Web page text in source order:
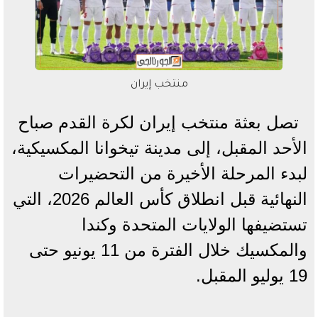
منتخب إيران
تصل بعثة منتخب إيران لكرة القدم صباح
الأحد المقبل، إلى مدينة تيخوانا المكسيكية،
لبدء المرحلة الأخيرة من التحضيرات
النهائية قبل انطلاق كأس العالم 2026، التي
تستضيفها الولايات المتحدة وكندا
والمكسيك خلال الفترة من 11 يونيو حتى
19 يوليو المقبل.